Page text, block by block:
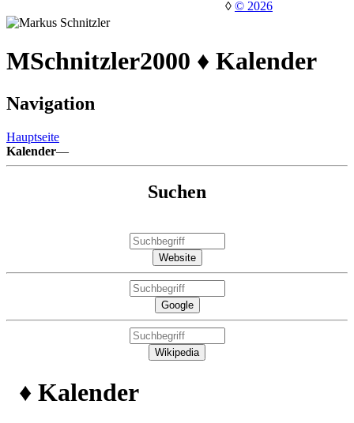
◊ © 2026
MSchnitzler2000 ♦ Kalender
Navigation
Hauptseite
Kalender—
Suchen
Website
Google
Wikipedia
♦ Kalender